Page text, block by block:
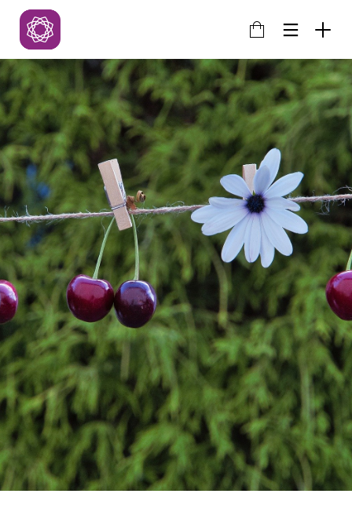
13
JUNE
2020
TẠI SAO “CÒN MONG MANH
LÀ CÒN TRỌN VẸN”?
10
JUNE
2020
TẠI SAO YÊU CHỈ VUI LÚC
ĐẦU? LÀM SAO ĐỂ VUI LÂU
DÀI?
31
MARCH
2020
TẠI SAO MẸ LẠI PHẢI YÊU
MÌNH?